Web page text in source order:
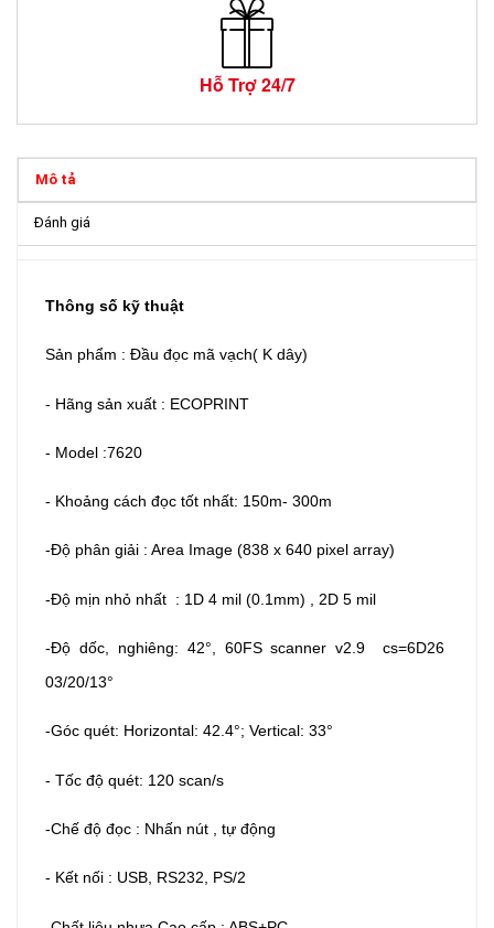
Hỗ Trợ 24/7
Mô tả
Đánh giá
Thông số kỹ thuật
Sản phẩm : Đầu đọc mã vạch( K dây)
- Hãng sản xuất : ECOPRINT
- Model :7620
- Khoảng cách đọc tốt nhất: 150m- 300m
-Độ phân giải : Area Image (838 x 640 pixel array)
-Độ mịn nhỏ nhất : 1D 4 mil (0.1mm) , 2D 5 mil
-Độ dốc, nghiêng: 42°, 60FS scanner v2.9 cs=6D26
03/20/13°
-Góc quét: Horizontal: 42.4°; Vertical: 33°
- Tốc độ quét: 120 scan/s
-Chế độ đọc : Nhấn nút , tự động
- Kết nối : USB, RS232, PS/2